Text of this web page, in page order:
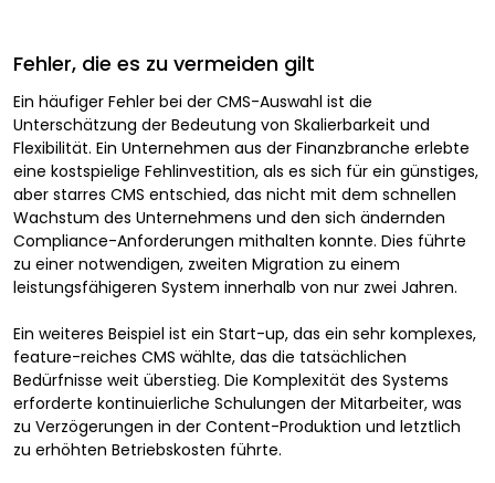
Fehler, die es zu vermeiden gilt
Ein häufiger Fehler bei der CMS-Auswahl ist die
Unterschätzung der Bedeutung von Skalierbarkeit und
Flexibilität. Ein Unternehmen aus der Finanzbranche erlebte
eine kostspielige Fehlinvestition, als es sich für ein günstiges,
aber starres CMS entschied, das nicht mit dem schnellen
Wachstum des Unternehmens und den sich ändernden
Compliance-Anforderungen mithalten konnte. Dies führte
zu einer notwendigen, zweiten Migration zu einem
leistungsfähigeren System innerhalb von nur zwei Jahren.
Ein weiteres Beispiel ist ein Start-up, das ein sehr komplexes,
feature-reiches CMS wählte, das die tatsächlichen
Bedürfnisse weit überstieg. Die Komplexität des Systems
erforderte kontinuierliche Schulungen der Mitarbeiter, was
zu Verzögerungen in der Content-Produktion und letztlich
zu erhöhten Betriebskosten führte.